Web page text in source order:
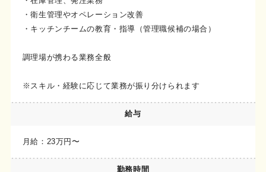
・衛生管理やオペレーション改善
・キッチンチームの教育・指導（管理職候補の場合）
調理場が携わる業務全般
※スキル・経験に応じて業務が振り分けられます
給与
月給：23万円〜
勤務時間